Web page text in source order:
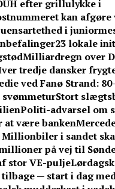
efter grillulykke i
kan
i
23 lokale
Milliardregn over
tredje dansker
ved Fanø Strand:
Stort
Politi-advarsel om
at være banken
Millionbiler i sandet
på vej til
stor VE-pulje
— start i dag